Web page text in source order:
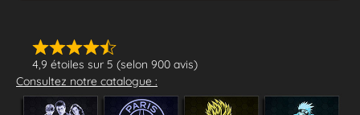
4,9 étoiles sur 5 (selon 900 avis)
Consultez notre catalogue :